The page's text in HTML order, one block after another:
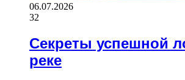
06.07.2026
32
Секреты успешной
реке